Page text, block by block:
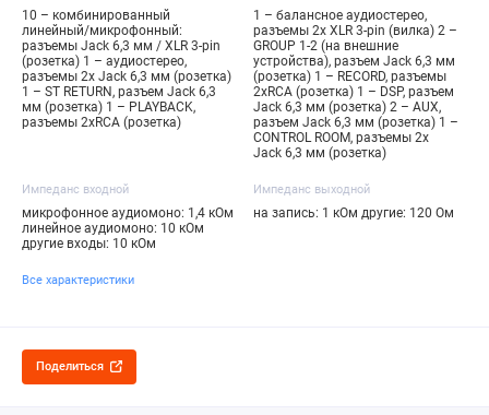
10 – комбинированный
линейный/микрофонный:
разъемы Jack 6,3 мм / XLR 3-pin
(розетка) 1 – аудиостерео,
разъемы 2x Jack 6,3 мм (розетка)
1 – ST RETURN, разъем Jack 6,3
мм (розетка) 1 – PLAYBACK,
разъемы 2xRCA (розетка)
1 – балансное аудиостерео,
разъемы 2x XLR 3-pin (вилка) 2 –
GROUP 1-2 (на внешние
устройства), разъем Jack 6,3 мм
(розетка) 1 – RECORD, разъемы
2xRCA (розетка) 1 – DSP, разъем
Jack 6,3 мм (розетка) 2 – AUX,
разъем Jack 6,3 мм (розетка) 1 –
CONTROL ROOM, разъемы 2x
Jack 6,3 мм (розетка)
Импеданс входной
микрофонное аудиомоно: 1,4 кОм
линейное аудиомоно: 10 кОм
другие входы: 10 кОм
Импеданс выходной
на запись: 1 кОм другие: 120 Ом
Все характеристики
Поделиться